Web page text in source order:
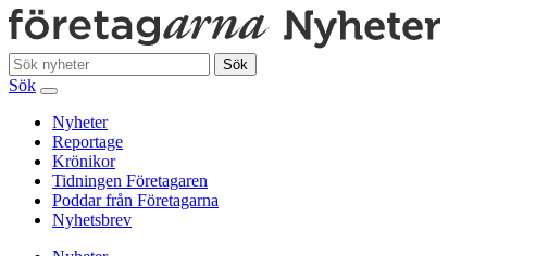
Sök
Sök
Nyheter
Reportage
Krönikor
Tidningen Företagaren
Poddar från Företagarna
Nyhetsbrev